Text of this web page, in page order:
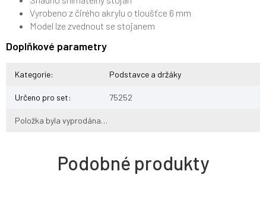
Vyrobeno z čirého akrylu o tloušťce 6 mm
Model lze zvednout se stojanem
Doplňkové parametry
Kategorie: Podstavce a držáky
Určeno pro set: 75252
Položka byla vyprodána…